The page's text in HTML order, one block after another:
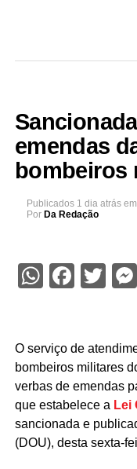
emendas
bombeiros
Publicados 1 dia atrás em
Por Da Redação
O serviço de
bombeiros militares
verbas de emendas
que estabelece a Lei
sancionada e
(DOU), desta sexta-